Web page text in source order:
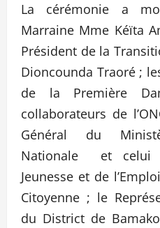
La cérémonie a
Marraine Mme Kéïta
Président de la
Dioncounda Traoré ;
de la Première
collaborateurs de
Général du
Nationale et celui
Jeunesse et de
Citoyenne ; le
du District de